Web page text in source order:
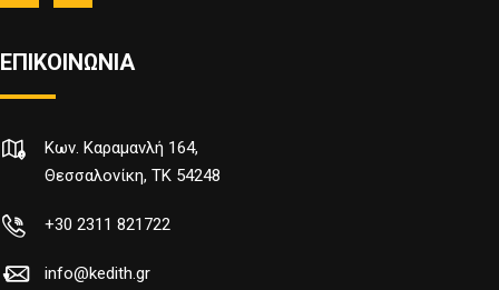
ΕΠΙΚΟΙΝΩΝΙΑ
Κων. Καραμανλή 164,
Θεσσαλονίκη, TK 54248
+30 2311 821722
info@kedith.gr